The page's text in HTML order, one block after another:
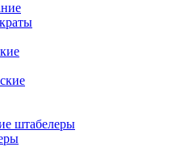
штабелеры